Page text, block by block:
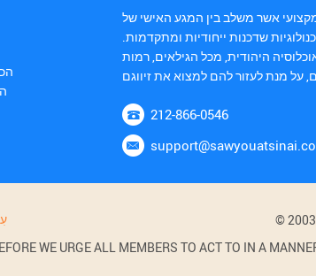
אשר משלב בין המגע האישי של
שדכנות ייחודיות ומתקדמות.
היהודית, מכל הגילאים, רמות
212-866-0546
WE URGE ALL MEMBERS TO ACT TO IN A